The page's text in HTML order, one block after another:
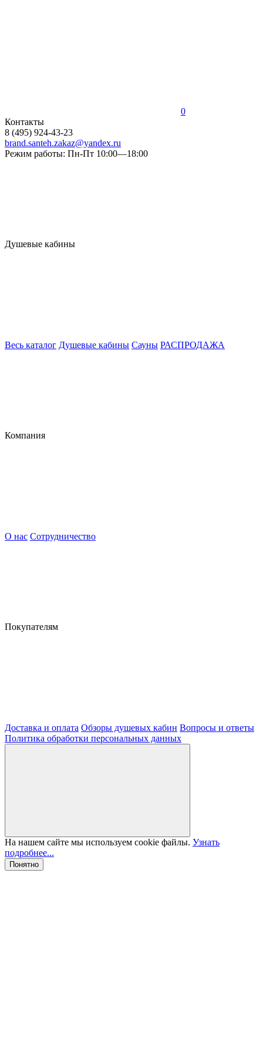
0
Контакты
8 (495) 924-43-23
brand.santeh.zakaz@yandex.ru
Режим работы: Пн-Пт 10:00—18:00
Душевые кабины
Весь каталог Душевые кабины Сауны РАСПРОДАЖА
Компания
О нас Сотрудничество
Покупателям
Доставка и оплата Обзоры душевых кабин Вопросы и ответы
Политика обработки персональных данных
На нашем сайте мы используем cookie файлы. Узнать
подробнее...
Понятно